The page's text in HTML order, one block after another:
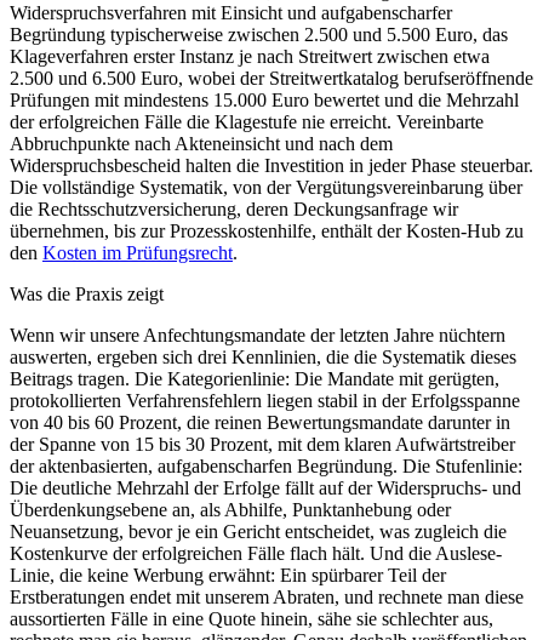
Widerspruchsverfahren mit Einsicht und aufgabenscharfer
Begründung typischerweise zwischen 2.500 und 5.500 Euro, das
Klageverfahren erster Instanz je nach Streitwert zwischen etwa
2.500 und 6.500 Euro, wobei der Streitwertkatalog berufseröffnende
Prüfungen mit mindestens 15.000 Euro bewertet und die Mehrzahl
der erfolgreichen Fälle die Klagestufe nie erreicht. Vereinbarte
Abbruchpunkte nach Akteneinsicht und nach dem
Widerspruchsbescheid halten die Investition in jeder Phase steuerbar.
Die vollständige Systematik, von der Vergütungsvereinbarung über
die Rechtsschutzversicherung, deren Deckungsanfrage wir
übernehmen, bis zur Prozesskostenhilfe, enthält der Kosten-Hub zu
den Kosten im Prüfungsrecht.
Was die Praxis zeigt
Wenn wir unsere Anfechtungsmandate der letzten Jahre nüchtern
auswerten, ergeben sich drei Kennlinien, die die Systematik dieses
Beitrags tragen. Die Kategorienlinie: Die Mandate mit gerügten,
protokollierten Verfahrensfehlern liegen stabil in der Erfolgsspanne
von 40 bis 60 Prozent, die reinen Bewertungsmandate darunter in
der Spanne von 15 bis 30 Prozent, mit dem klaren Aufwärtstreiber
der aktenbasierten, aufgabenscharfen Begründung. Die Stufenlinie:
Die deutliche Mehrzahl der Erfolge fällt auf der Widerspruchs- und
Überdenkungsebene an, als Abhilfe, Punktanhebung oder
Neuansetzung, bevor je ein Gericht entscheidet, was zugleich die
Kostenkurve der erfolgreichen Fälle flach hält. Und die Auslese-
Linie, die keine Werbung erwähnt: Ein spürbarer Teil der
Erstberatungen endet mit unserem Abraten, und rechnete man diese
aussortierten Fälle in eine Quote hinein, sähe sie schlechter aus,